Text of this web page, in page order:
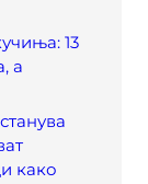
13
а
како